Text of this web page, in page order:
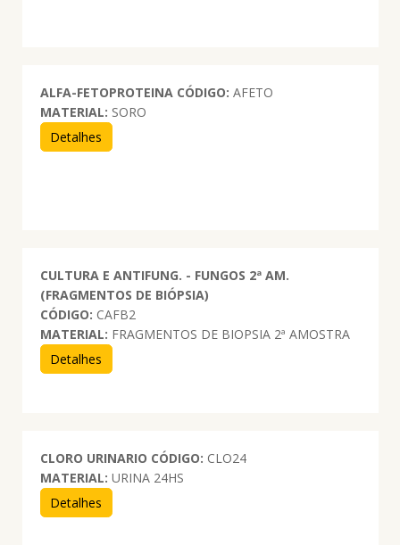
ALFA-FETOPROTEINA CÓDIGO: AFETO
MATERIAL: SORO
Detalhes
CULTURA E ANTIFUNG. - FUNGOS 2ª AM.
(FRAGMENTOS DE BIÓPSIA)
CÓDIGO: CAFB2
MATERIAL: FRAGMENTOS DE BIOPSIA 2ª AMOSTRA
Detalhes
CLORO URINARIO CÓDIGO: CLO24
MATERIAL: URINA 24HS
Detalhes